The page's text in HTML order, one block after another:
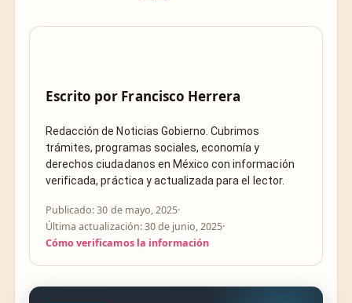
Escrito por Francisco Herrera
Redacción de Noticias Gobierno. Cubrimos
trámites, programas sociales, economía y
derechos ciudadanos en México con información
verificada, práctica y actualizada para el lector.
Publicado: 30 de mayo, 2025·
Última actualización: 30 de junio, 2025·
Cómo verificamos la información